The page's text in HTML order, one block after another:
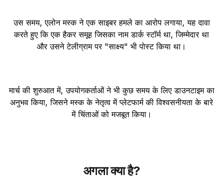
उस समय, एलोन मस्क ने एक साइबर हमले का आरोप लगाया, यह दावा
करते हुए कि एक हैकर समूह जिसका नाम डार्क स्टॉर्म था, जिम्मेदार था
और उसने टेलीग्राम पर "साक्ष्य" भी पोस्ट किया था।
मार्च की शुरुआत में, उपयोगकर्ताओं ने भी कुछ समय के लिए डाउनटाइम का
अनुभव किया, जिसने मस्क के नेतृत्व में प्लेटफार्म की विश्वसनीयता के बारे
में चिंताओं को मजबूत किया।
अगला क्या है?